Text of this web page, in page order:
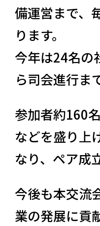
備運営まで、
ります。
今年は24名の
ら司会進行ま
参加者約160
などを盛り上
なり、ペア成
今後も本交流
業の発展に貢